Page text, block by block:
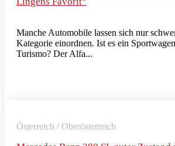
Manche Automobile lassen sich nur
Kategorie einordnen. Ist es ein
Turismo? Der Alfa...
Österreich / Oberösterreich